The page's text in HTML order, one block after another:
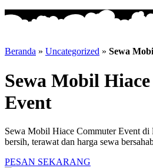
Beranda » Uncategorized » Sewa
Sewa Mobil
Event
Sewa Mobil Hiace Commuter Event
bersih, terawat dan harga sewa
PESAN SEKARANG